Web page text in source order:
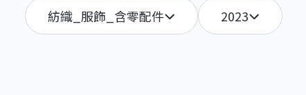
紡織_服飾_含零配件 2023